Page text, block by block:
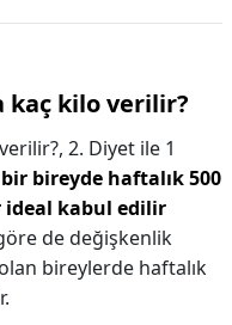
kaç kilo verilir?
2. Diyet ile 1
bir bireyde haftalık 500
ideal kabul edilir
de değişkenlik
bireylerde haftalık